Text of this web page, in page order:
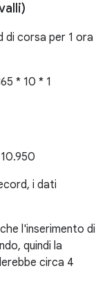
di corsa per 1 ora
* 10 * 1
i dati
l'inserimento di
quindi la
circa 4